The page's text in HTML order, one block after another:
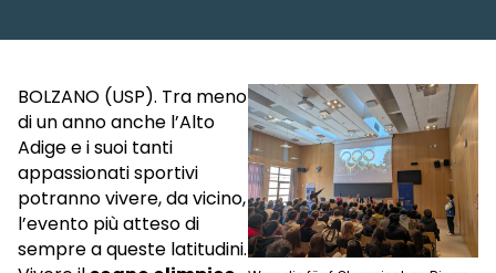
BOLZANO (USP). Tra meno
di un anno anche l’Alto
Adige e i suoi tanti
appassionati sportivi
potranno vivere, da vicino,
l’evento più atteso di
sempre a queste latitudini.